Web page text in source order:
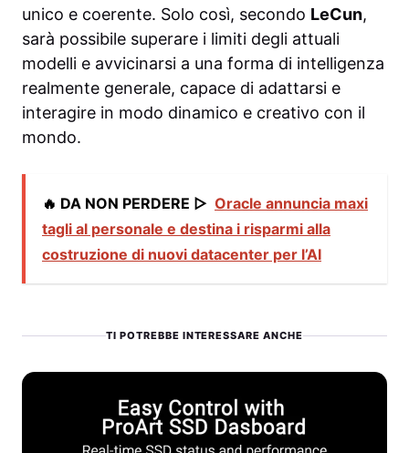
unico e coerente. Solo così, secondo LeCun,
sarà possibile superare i limiti degli attuali
modelli e avvicinarsi a una forma di intelligenza
realmente generale, capace di adattarsi e
interagire in modo dinamico e creativo con il
mondo.
🔥 DA NON PERDERE ▷ Oracle annuncia maxi
tagli al personale e destina i risparmi alla
costruzione di nuovi datacenter per l’AI
TI POTREBBE INTERESSARE ANCHE